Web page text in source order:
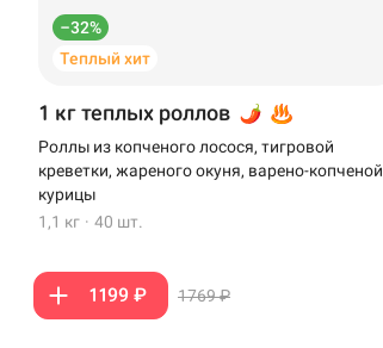
–32%
Теплый хит
1 кг теплых роллов
Роллы из копченого лосося, тигровой
креветки, жареного окуня, варено-копченой
курицы
1,1 кг · 40 шт.
1199 ₽ 1769 ₽
Уренгой